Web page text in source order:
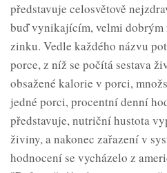
představuje celosvětově
buď vynikajícím, velmi dobrým
zinku. Vedle každého názvu
porce, z níž se počítá sestava
obsažené kalorie v porci,
jedné porci, procentní denní
představuje, nutriční hustota
živiny, a nakonec zařazení v
hodnocení se vycházelo z